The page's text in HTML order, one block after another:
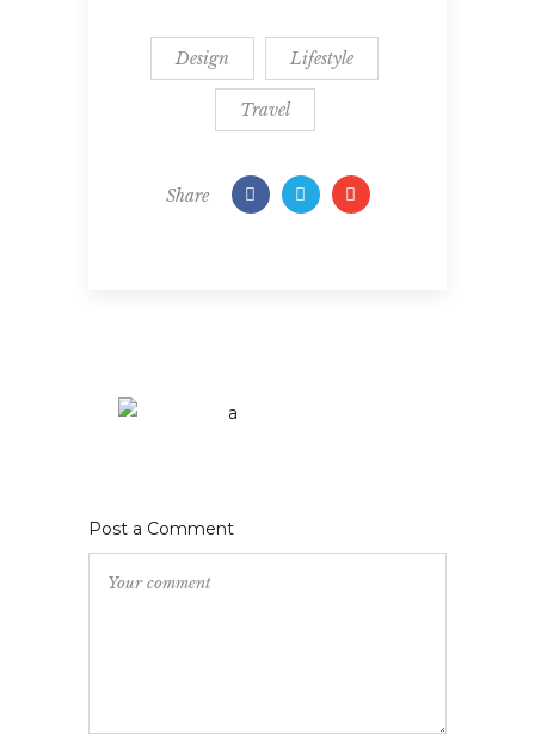
Design Lifestyle
Travel
Share
Post a Comment